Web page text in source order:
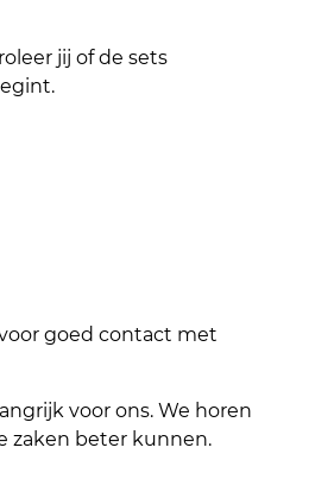
jij of de sets
goed contact met
voor ons. We horen
zaken beter kunnen.